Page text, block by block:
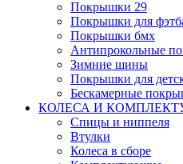
Покрышки 29
Покрышки для
Покрышки бмх
Антипрокольные
Зимние шины
Покрышки для
Бескамерные
КОЛЕСА И
Спицы и ниппеля
Втулки
Колеса в сборе